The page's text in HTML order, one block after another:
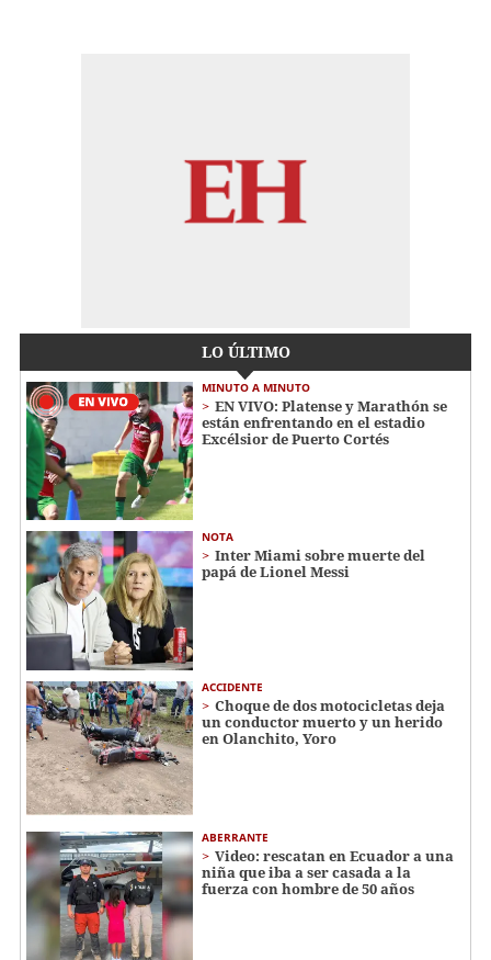
LO ÚLTIMO
MINUTO A MINUTO
EN VIVO: Platense y Marathón se
están enfrentando en el estadio
Excélsior de Puerto Cortés
NOTA
Inter Miami sobre muerte del
papá de Lionel Messi
ACCIDENTE
Choque de dos motocicletas deja
un conductor muerto y un herido
en Olanchito, Yoro
ABERRANTE
Video: rescatan en Ecuador a una
niña que iba a ser casada a la
fuerza con hombre de 50 años